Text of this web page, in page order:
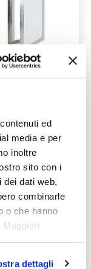
ed
media e per
inoltre
sito con i
dati web,
combinarle
o che hanno
dettagli
JA
JT-XXL